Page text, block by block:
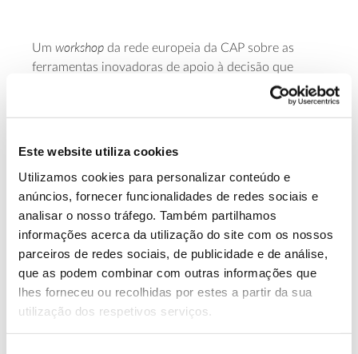
Este website utiliza cookies
Utilizamos cookies para personalizar conteúdo e
anúncios, fornecer funcionalidades de redes sociais e
analisar o nosso tráfego. Também partilhamos
informações acerca da utilização do site com os nossos
parceiros de redes sociais, de publicidade e de análise,
que as podem combinar com outras informações que
lhes forneceu ou recolhidas por estes a partir da sua
utilização dos respetivos serviços.
Um workshop da rede europeia da CAP sobre as
ferramentas inovadoras de apoio à decisão que
podem apoiar agricultores, silvicultores e seus
Saber mais
13.07.2026
Genoma do priolo e de outras espécies em risco:
conhecer para conservar